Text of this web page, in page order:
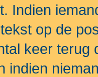
Indien
op de
keer terug
indien